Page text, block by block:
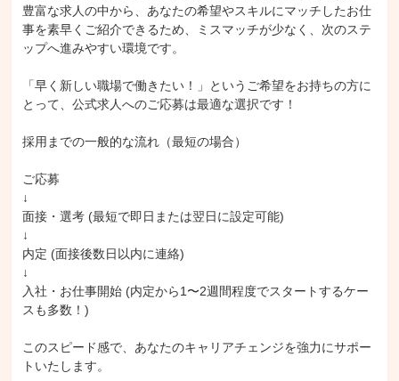
豊富な求人の中から、あなたの希望やスキルにマッチしたお仕
事を素早くご紹介できるため、ミスマッチが少なく、次のステ
ップへ進みやすい環境です。
「早く新しい職場で働きたい！」というご希望をお持ちの方に
とって、公式求人へのご応募は最適な選択です！
採用までの一般的な流れ（最短の場合）
ご応募
↓
面接・選考 (最短で即日または翌日に設定可能)
↓
内定 (面接後数日以内に連絡)
↓
入社・お仕事開始 (内定から1〜2週間程度でスタートするケー
スも多数！)
このスピード感で、あなたのキャリアチェンジを強力にサポー
トいたします。